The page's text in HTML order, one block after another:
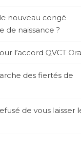
nouveau congé
de naissance ?
l’accord QVCT
des fiertés de
de vous laisser